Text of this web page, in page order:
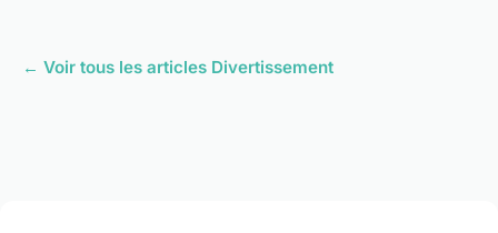
← Voir tous les articles Divertissement